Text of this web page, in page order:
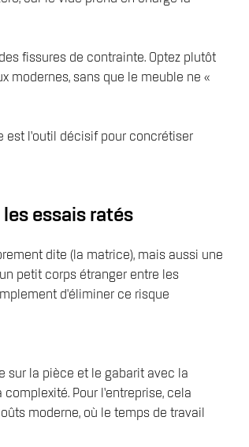
fissures de contrainte. Optez plutôt
modernes, sans que le meuble ne «
est l’outil décisif pour concrétiser
essais ratés
dite (la matrice), mais aussi une
petit corps étranger entre les
d'éliminer ce risque
sur la pièce et le gabarit avec la
Pour l’entreprise, cela
moderne, où le temps de travail